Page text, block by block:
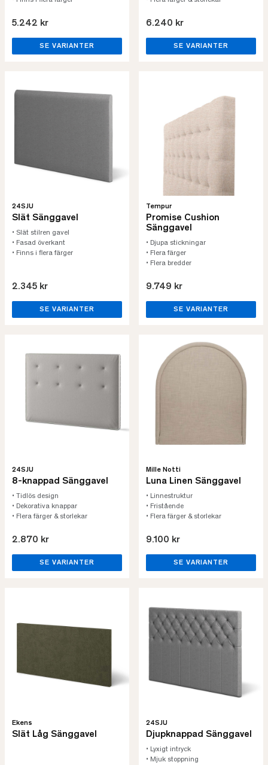
5.242 kr
SE VARIANTER
6.240 kr
SE VARIANTER
24SJU
Slät Sänggavel
• Slät stilren gavel
• Fasad överkant
• Finns i flera färger
2.345 kr
SE VARIANTER
Tempur
Promise Cushion
Sänggavel
• Djupa stickningar
• Flera färger
• Flera bredder
9.749 kr
SE VARIANTER
24SJU
8-knappad Sänggavel
• Tidlös design
• Dekorativa knappar
• Flera färger & storlekar
2.870 kr
SE VARIANTER
Mille Notti
Luna Linen Sänggavel
• Linnestruktur
• Fristående
• Flera färger & storlekar
9.100 kr
SE VARIANTER
Ekens
Slät Låg Sänggavel
24SJU
Djupknappad Sänggavel
• Lyxigt intryck
• Mjuk stoppning